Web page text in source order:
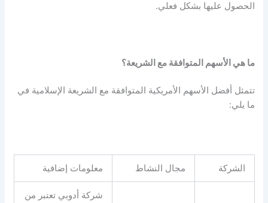
الحصول عليها بشكل فعلي.
ما هي الأسهم المتوافقة مع الشريعة؟
تتمثل أفضل الأسهم الأمريكية المتوافقة مع الشريعة الإسلامية في
ما يلي:
الشركة مجال النشاط معلومات إضافية
شركة أدوبي تعتبر من